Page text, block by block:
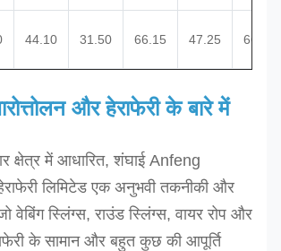
44.10 31.50 66.15 47.25 66.15
और हेराफेरी के बारे में
क्षेत्र में आधारित, शंघाई Anfeng
लिमिटेड एक अनुभवी तकनीकी और
वेबिंग स्लिंग्स, राउंड स्लिंग्स, वायर रोप और
के सामान और बहुत कुछ की आपूर्ति